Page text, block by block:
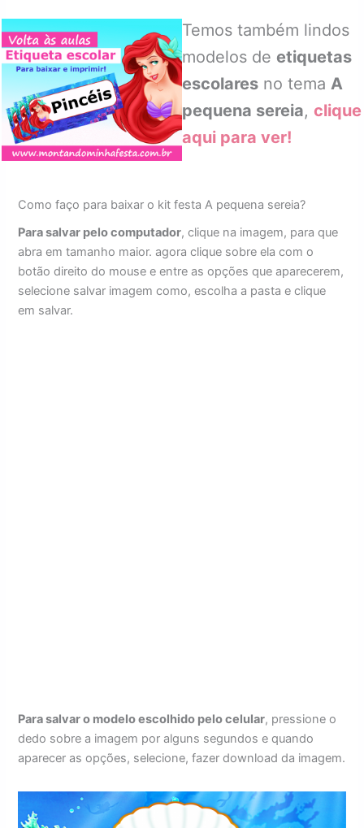
Temos também lindos
modelos de etiquetas
escolares no tema A
pequena sereia, clique
aqui para ver!
Como faço para baixar o kit festa A pequena sereia?
Para salvar pelo computador, clique na imagem, para que
abra em tamanho maior. agora clique sobre ela com o
botão direito do mouse e entre as opções que aparecerem,
selecione salvar imagem como, escolha a pasta e clique
em salvar.
Para salvar o modelo escolhido pelo celular, pressione o
dedo sobre a imagem por alguns segundos e quando
aparecer as opções, selecione, fazer download da imagem.